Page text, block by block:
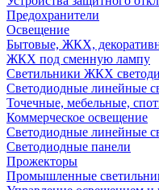
Предохранители
Освещение
Бытовые, ЖКХ,
ЖКХ под сменную лампу
Светильники ЖКХ
Светодиодные линейные
Точечные, мебельные,
Коммерческое освещение
Светодиодные линейные
Светодиодные панели
Прожекторы
Промышленные